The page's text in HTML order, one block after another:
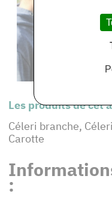
Les produits de cet
Céleri branche,
Carotte
: